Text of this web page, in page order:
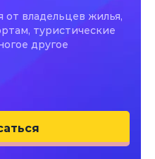
владельцев жилья,
туристические
другое